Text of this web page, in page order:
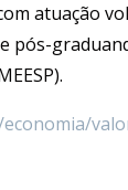
atuação
pós-